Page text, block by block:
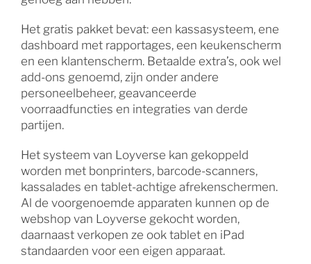
Het gratis pakket bevat: een kassasysteem, ene
dashboard met rapportages, een keukenscherm
en een klantenscherm. Betaalde extra’s, ook wel
add-ons genoemd, zijn onder andere
personeelbeheer, geavanceerde
voorraadfuncties en integraties van derde
partijen.
Het systeem van Loyverse kan gekoppeld
worden met bonprinters, barcode-scanners,
kassalades en tablet-achtige afrekenschermen.
Al de voorgenoemde apparaten kunnen op de
webshop van Loyverse gekocht worden,
daarnaast verkopen ze ook tablet en iPad
standaarden voor een eigen apparaat.